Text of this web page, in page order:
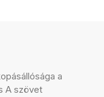
a
A szövet